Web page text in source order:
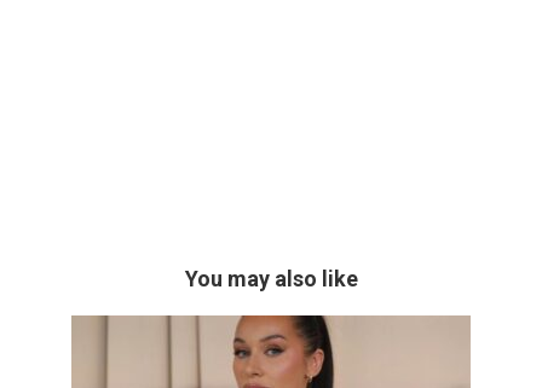
You may also like